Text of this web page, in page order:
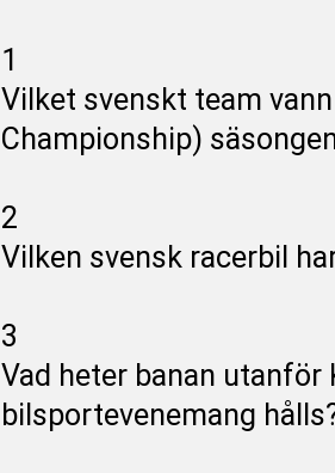
1
Vilket svenskt team
Championship)
2
Vilken svensk racerbil
3
Vad heter banan utanför
bilsportevenemang